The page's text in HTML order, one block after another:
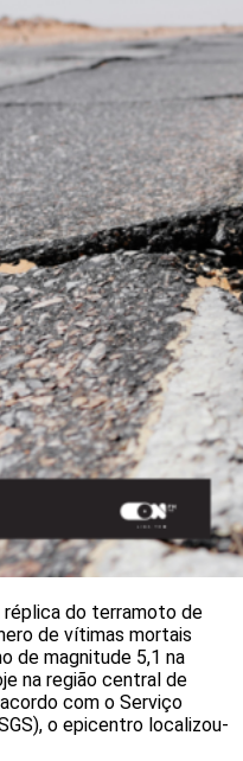
réplica do terramoto de
de vítimas mortais
de magnitude 5,1 na
na região central de
com o Serviço
o epicentro localizou-